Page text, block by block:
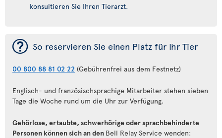
konsultieren Sie Ihren Tierarzt.
¯ So reservieren Sie einen Platz für Ihr Tier
00 800 88 81 02 22 (Gebührenfrei aus dem Festnetz)
Englisch- und französischsprachige Mitarbeiter stehen sieben
Tage die Woche rund um die Uhr zur Verfügung.
Gehörlose, ertaubte, schwerhörige oder sprachbehinderte
Personen können sich an den Bell Relay Service wenden: